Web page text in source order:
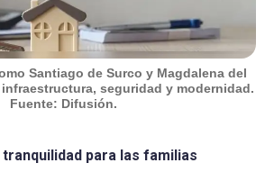
Santiago de Surco y Magdalena del
seguridad y modernidad.
Fuente: Difusión.
tranquilidad para las familias